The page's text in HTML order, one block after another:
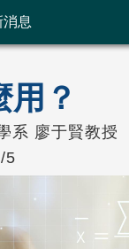
息
用？
系 廖于賢教授
5